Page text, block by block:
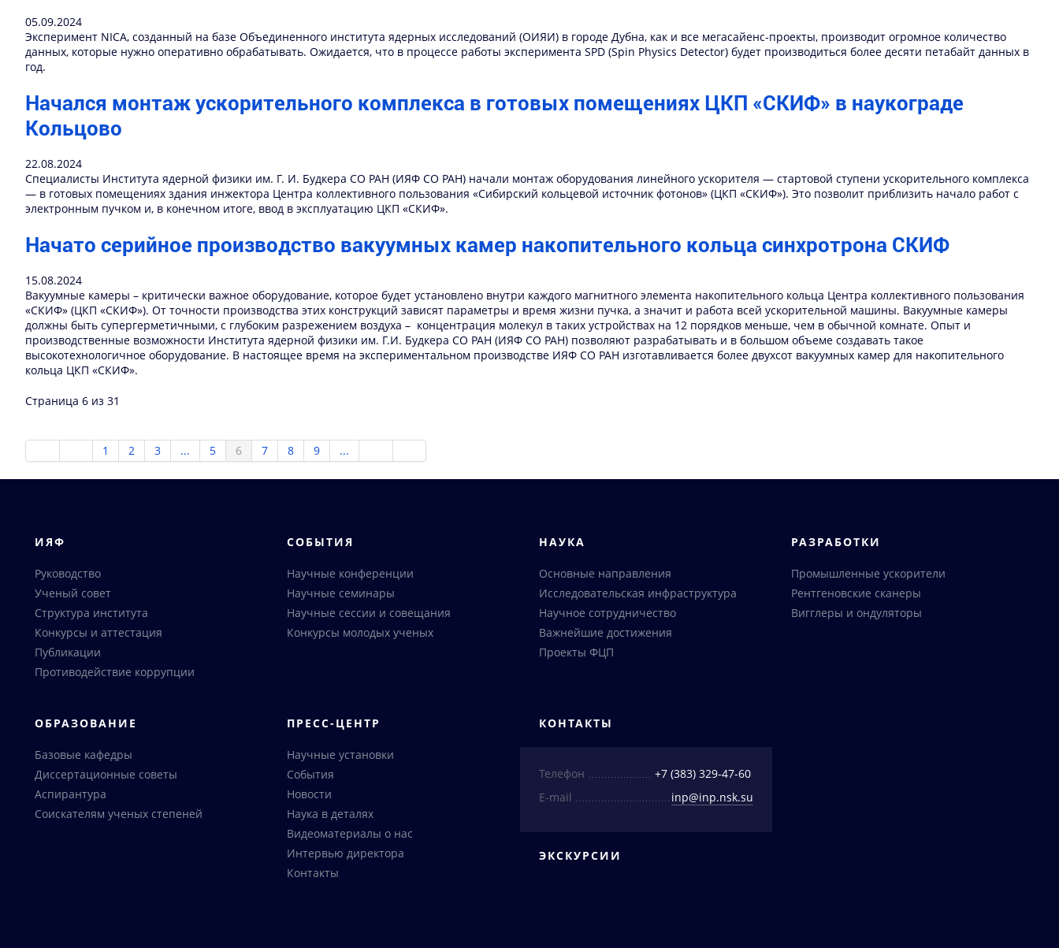
05.09.2024
Эксперимент NICA, созданный на базе Объединенного института ядерных исследований (ОИЯИ) в городе Дубна, как и все мегасайенс-проекты, производит огромное количество
данных, которые нужно оперативно обрабатывать. Ожидается, что в процессе работы эксперимента SPD (Spin Physics Detector) будет производиться более десяти петабайт данных в
год.
Начался монтаж ускорительного комплекса в готовых помещениях ЦКП «СКИФ» в наукограде
Кольцово
22.08.2024
Специалисты Института ядерной физики им. Г. И. Будкера СО РАН (ИЯФ СО РАН) начали монтаж оборудования линейного ускорителя — стартовой ступени ускорительного комплекса
— в готовых помещениях здания инжектора Центра коллективного пользования «Сибирский кольцевой источник фотонов» (ЦКП «СКИФ»). Это позволит приблизить начало работ с
электронным пучком и, в конечном итоге, ввод в эксплуатацию ЦКП «СКИФ».
Начато серийное производство вакуумных камер накопительного кольца синхротрона СКИФ
15.08.2024
Вакуумные камеры – критически важное оборудование, которое будет установлено внутри каждого магнитного элемента накопительного кольца Центра коллективного пользования
«СКИФ» (ЦКП «СКИФ»). От точности производства этих конструкций зависят параметры и время жизни пучка, а значит и работа всей ускорительной машины. Вакуумные камеры
должны быть супергерметичными, с глубоким разрежением воздуха – концентрация молекул в таких устройствах на 12 порядков меньше, чем в обычной комнате. Опыт и
производственные возможности Института ядерной физики им. Г.И. Будкера СО РАН (ИЯФ СО РАН) позволяют разрабатывать и в большом объеме создавать такое
высокотехнологичное оборудование. В настоящее время на экспериментальном производстве ИЯФ СО РАН изготавливается более двухсот вакуумных камер для накопительного
кольца ЦКП «СКИФ».
Страница 6 из 31
1 2 3 ... 5 6 7 8 9 ...
ИЯФ
Руководство
Ученый совет
Структура института
Конкурсы и аттестация
Публикации
Противодействие коррупции
СОБЫТИЯ
Научные конференции
Научные семинары
Научные сессии и совещания
Конкурсы молодых ученых
НАУКА
Основные направления
Исследовательская инфраструктура
Научное сотрудничество
Важнейшие достижения
Проекты ФЦП
РАЗРАБОТКИ
Промышленные ускорители
Рентгеновские сканеры
Вигглеры и ондуляторы
ОБРАЗОВАНИЕ
Базовые кафедры
Диссертационные советы
Аспирантура
Соискателям ученых степеней
ПРЕСС-ЦЕНТР
Научные установки
События
Новости
Наука в деталях
Видеоматериалы о нас
Интервью директора
Контакты
КОНТАКТЫ
Телефон
+7 (383) 329-47-60
E-mail
inp@inp.nsk.su
ЭКСКУРСИИ